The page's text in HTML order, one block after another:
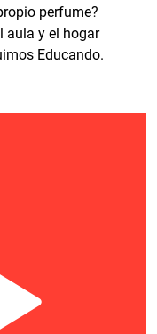
perfume?
aula y el hogar
Educando.